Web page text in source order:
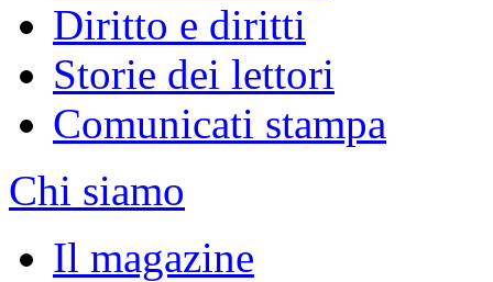
Diritto e diritti
Storie dei lettori
Comunicati stampa
Chi siamo
Il magazine